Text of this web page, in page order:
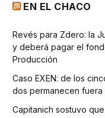
EN EL CHACO
Revés para Zdero: la
y deberá pagar el
Producción
Caso EXEN: de los
dos permanecen fuera
Capitanich sostuvo